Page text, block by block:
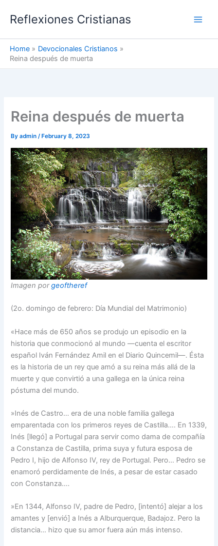
Reflexiones Cristianas
Home
Devocionales Cristianos
Reina después de muerta
Reina después de muerta
Byadmin/ February 8, 2023
Imagen porgeoftheref
(2o. domingo de febrero: Día Mundial del Matrimonio)
«Hace más de 650 años se produjo un episodio en la
historia que conmocionó al mundo —cuenta el escritor
español Iván Fernández Amil en el Diario Quincemil—. Ésta
es la historia de un rey que amó a su reina más allá de la
muerte y que convirtió a una gallega en la única reina
póstuma del mundo.
»Inés de Castro… era de una noble familia gallega
emparentada con los primeros reyes de Castilla…. En 1339,
Inés [llegó] a Portugal para servir como dama de compañía
a Constanza de Castilla, prima suya y futura esposa de
Pedro I, hijo de Alfonso IV, rey de Portugal. Pero… Pedro se
enamoró perdidamente de Inés, a pesar de estar casado
con Constanza….
»En 1344, Alfonso IV, padre de Pedro, [intentó] alejar a los
amantes y [envió] a Inés a Alburquerque, Badajoz. Pero la
distancia… hizo que su amor fuera aún más intenso.